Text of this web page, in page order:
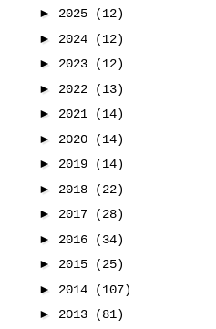
► 2025
(12)
► 2024
(12)
► 2023
(12)
► 2022
(13)
► 2021
(14)
► 2020
(14)
► 2019
(14)
► 2018
(22)
► 2017
(28)
► 2016
(34)
► 2015
(25)
► 2014
(107)
► 2013
(81)